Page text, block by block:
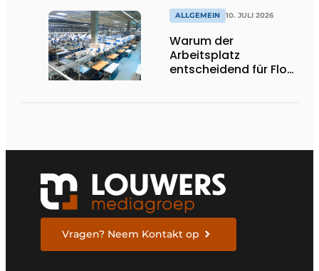
unterstützen
ALLGEMEIN 10. JULI 2026
Warum der
Arbeitsplatz
entscheidend für Flow,
Vragen? Neem Kontakt op